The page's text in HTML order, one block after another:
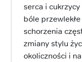
serca i
bóle
schorzenia
zmiany stylu
okoliczności i